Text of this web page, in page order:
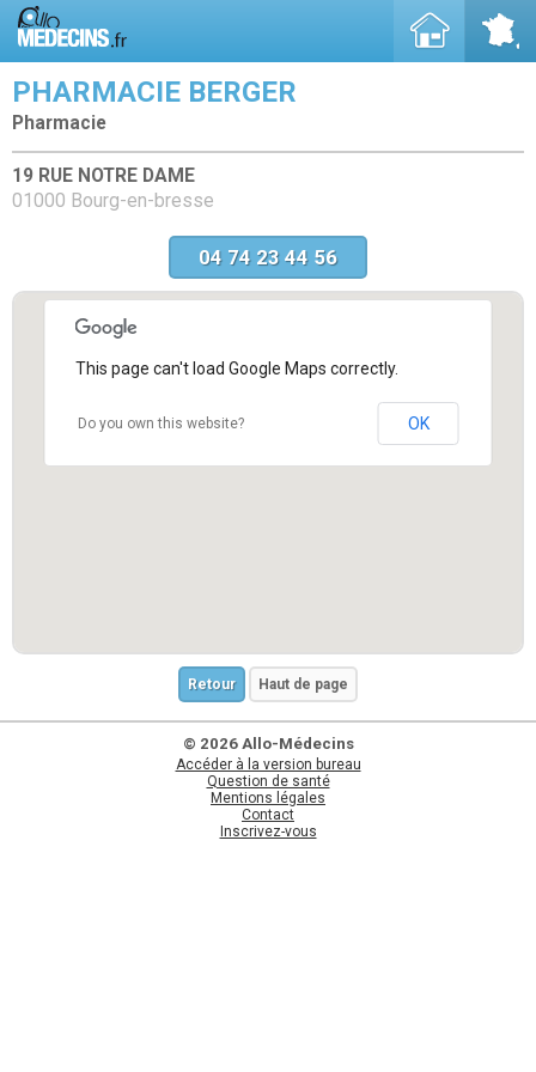
PHARMACIE BERGER
Pharmacie
19 RUE NOTRE DAME
01000 Bourg-en-bresse
04 74 23 44 56
This page can't load Google Maps correctly.
Do you own this website? OK
Retour Haut de page
© 2026 Allo-Médecins
Accéder à la version bureau
Question de santé
Mentions légales
Contact
Inscrivez-vous